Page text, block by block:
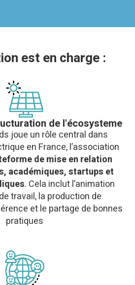
est en charge :
de l'écosysteme
joue un rôle central dans
en France, l’association
de mise en relation
académiques, startups et
. Cela inclut l’animation
travail, la production de
et le partage de bonnes
pratiques